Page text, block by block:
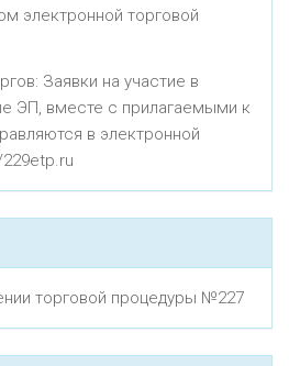
электронной торговой
Заявки на участие в
ЭП, вместе с прилагаемыми к
в электронной
торговой процедуры №227